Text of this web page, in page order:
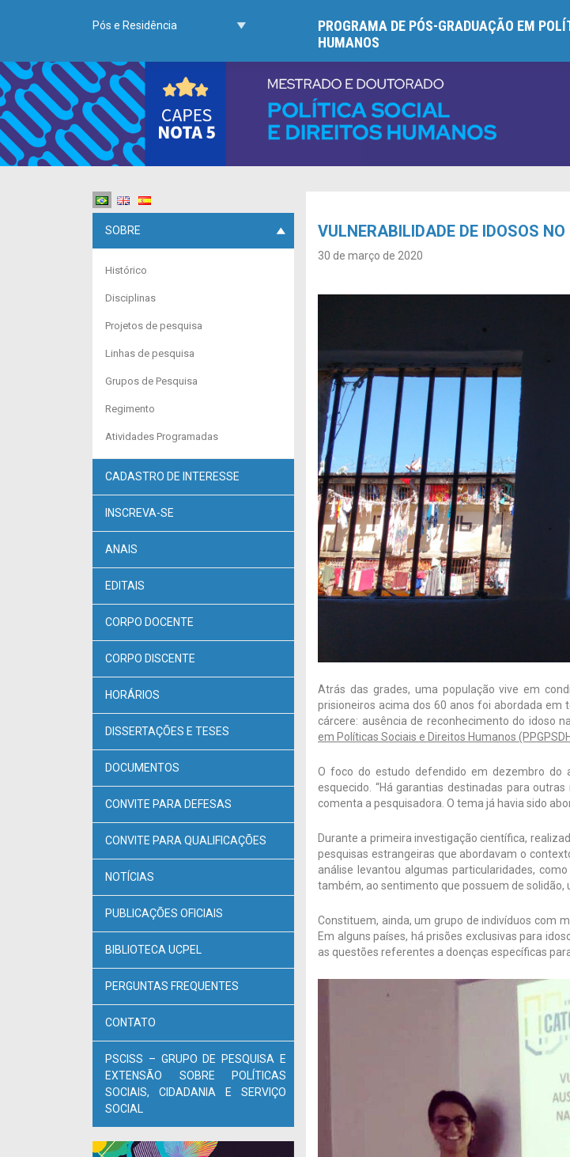
Pós e Residência
PROGRAMA DE PÓS-GRADUAÇÃO EM
HUMANOS
SOBRE
Histórico
Disciplinas
Projetos de pesquisa
Linhas de pesquisa
Grupos de Pesquisa
Regimento
Atividades Programadas
CADASTRO DE INTERESSE
INSCREVA-SE
ANAIS
EDITAIS
CORPO DOCENTE
CORPO DISCENTE
HORÁRIOS
DISSERTAÇÕES E TESES
DOCUMENTOS
CONVITE PARA DEFESAS
CONVITE PARA QUALIFICAÇÕES
NOTÍCIAS
PUBLICAÇÕES OFICIAIS
BIBLIOTECA UCPEL
PERGUNTAS FREQUENTES
CONTATO
PSCISS – GRUPO DE PESQUISA E
EXTENSÃO SOBRE POLÍTICAS
SOCIAIS, CIDADANIA E SERVIÇO
SOCIAL
VULNERABILIDADE DE IDOSOS
30 de março de 2020
Atrás das grades, uma população vive em
prisioneiros acima dos 60 anos foi abordada em
cárcere: ausência de reconhecimento do idoso
em Políticas Sociais e Direitos Humanos
O foco do estudo defendido em dezembro do
esquecido. “Há garantias destinadas para
comenta a pesquisadora. O tema já havia sido
Durante a primeira investigação científica,
pesquisas estrangeiras que abordavam o
análise levantou algumas particularidades,
também, ao sentimento que possuem de solidão,
Constituem, ainda, um grupo de indivíduos com
Em alguns países, há prisões exclusivas para
as questões referentes a doenças específicas